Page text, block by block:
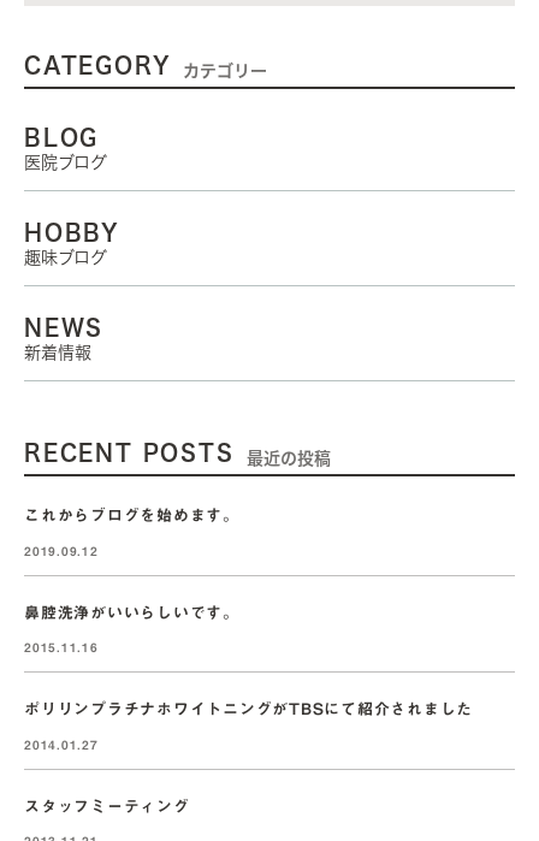
CATEGORY カテゴリー
BLOG
医院ブログ
HOBBY
趣味ブログ
NEWS
新着情報
RECENT POSTS 最近の投稿
これからブログを始めます。
2019.09.12
鼻腔洗浄がいいらしいです。
2015.11.16
ポリリンプラチナホワイトニングがTBSにて紹介されました
2014.01.27
スタッフミーティング